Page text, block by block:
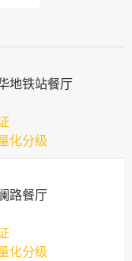
地铁站餐厅
化分级
路餐厅
化分级